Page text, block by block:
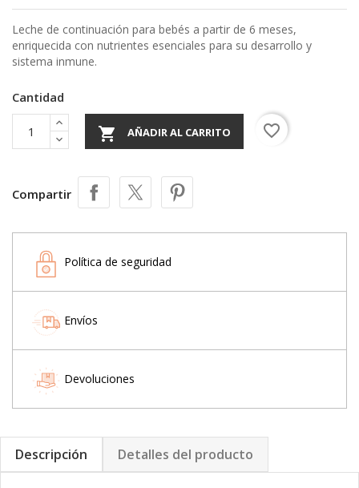
Leche de continuación para bebés a partir de 6 meses,
enriquecida con nutrientes esenciales para su desarrollo y
sistema inmune.
Cantidad
 AÑADIR AL CARRITO favorite_border
Compartir
Política de seguridad
Envíos
Devoluciones
Descripción Detalles del producto